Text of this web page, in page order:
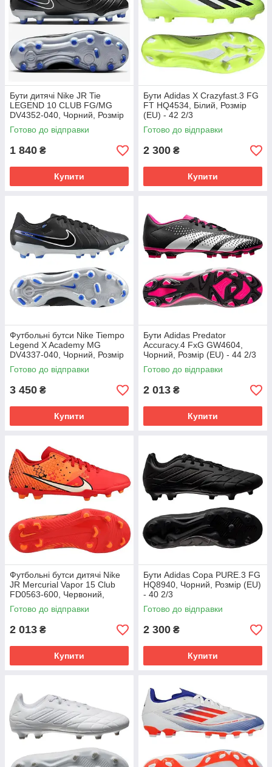
Бути дитячі Nike JR Tie
LEGEND 10 CLUB FG/MG
DV4352-040, Чорний, Розмір
(EU) - 38.5
Готово до відправки
1 840 ₴
Купити
Бути Adidas X Crazyfast.3 FG
FT HQ4534, Білий, Розмір
(EU) - 42 2/3
Готово до відправки
2 300 ₴
Купити
Футбольні бутси Nike Tiempo
Legend X Academy MG
DV4337-040, Чорний, Розмір
(EU) - 43
Готово до відправки
3 450 ₴
Купити
Бути Adidas Predator
Accuracy.4 FxG GW4604,
Чорний, Розмір (EU) - 44 2/3
Готово до відправки
2 013 ₴
Купити
Футбольні бутси дитячі Nike
JR Mercurial Vapor 15 Club
FD0563-600, Червоний,
Розмір (EU) - 38
Готово до відправки
2 013 ₴
Купити
Бути Adidas Copa PURE.3 FG
HQ8940, Чорний, Розмір (EU)
- 40 2/3
Готово до відправки
2 300 ₴
Купити